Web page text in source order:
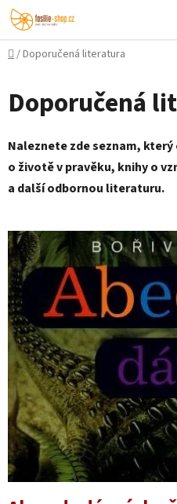
Přejít
na
obsah
Domů
/Doporučená literatura
Doporučená
Naleznete zde seznam,
o životě v pravěku, knihy o
a další odbornou literaturu.
V
ý
p
i
s
č
l
á
n
k
ů